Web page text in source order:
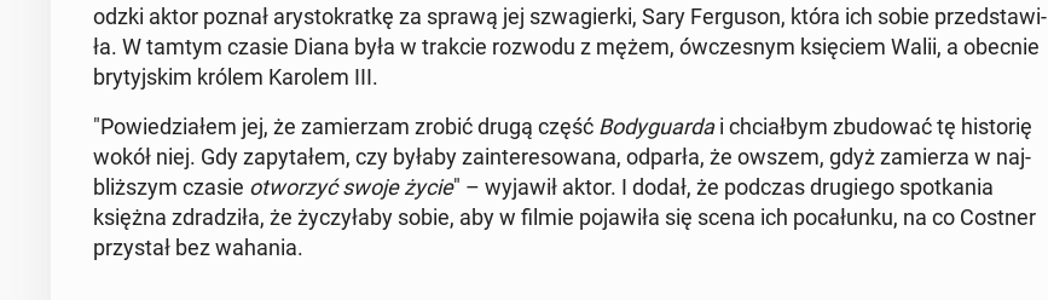
odz­ki aktor poznał ary­sto­krat­kę za sprawą jej szwa­gier­ki, Sary Fer­gu­son, która ich sobie przed­sta­wi­
ła. W tamtym czasie Diana była w trakcie rozwodu z mężem, ów­cze­snym księ­ciem Walii, a obecnie
bry­tyj­skim królem Karolem III.
"Po­wie­dzia­łem jej, że za­mie­rzam zrobić drugą część Bo­dy­gu­ar­dai chciał­bym zbu­do­wać tę hi­sto­rię
wokół niej. Gdy za­py­ta­łem, czy byłaby za­in­te­re­so­wa­na, odparła, że owszem, gdyż za­mie­rza w naj­
bliż­szym czasie otwo­rzyć swoje życie" – wyjawił aktor. I dodał, że podczas dru­gie­go spo­tka­nia
księżna zdra­dzi­ła, że ży­czy­ła­by sobie, aby w filmie po­ja­wi­ła się scena ich po­ca­łun­ku, na co Costner
przy­stał bez wahania.